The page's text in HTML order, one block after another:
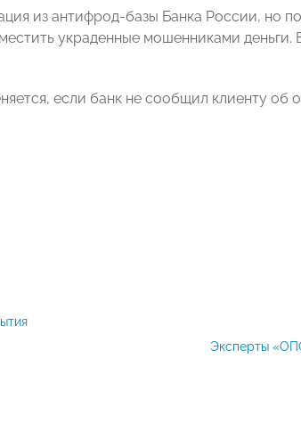
из антифрод-базы Банка России, но
украденные мошенниками деньги.
если банк не сообщил клиенту об
Эксперты